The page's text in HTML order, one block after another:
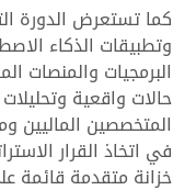
كما تستعرض الدورة
وتطبيقات الذكاء
البرمجيات والمنصات
حالات واقعية
المتخصصين الماليين
في اتخاذ القرار
خزانة متقدمة قائمة